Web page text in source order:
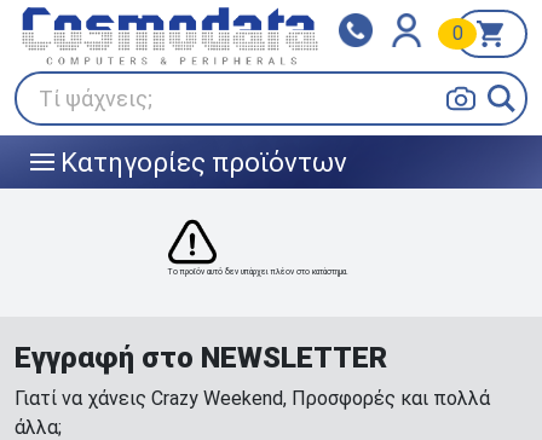
Τί ψάχνεις;
0
||| Κατηγορίες προϊόντων
Klarna
Πληρώστε σε 3
άτοκες δόσεις
BOX NOW
Το προϊόν αυτό δεν υπάρχει πλέον στο κατάστημα.
Εγγραφή στο NEWSLETTER
Γιατί να χάνεις Crazy Weekend, Προσφορές και πολλά
άλλα;